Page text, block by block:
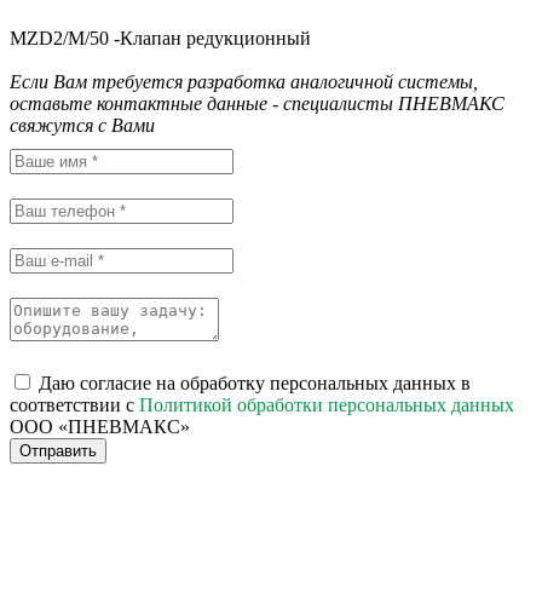
MZD2/M/50 -Клапан редукционный
Если Вам требуется разработка аналогичной системы,
оставьте контактные данные - специалисты ПНЕВМАКС
свяжутся с Вами
Даю согласие на обработку персональных данных в
соответствии с Политикой обработки персональных данных
ООО «ПНЕВМАКС»
Отправить